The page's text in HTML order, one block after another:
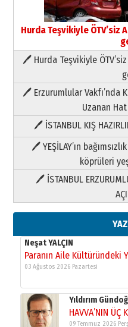
Hurda Teşvikiyle
🖊 Hurda Teşvikiyle
🖊 Erzurumlular Vakfı’nda
Uzanan
🖊 İSTANBUL KIŞ
🖊 YEŞİLAY’ın
köprüleri
🖊 İSTANBUL
Paranın Aile Kültüründeki
03 Ağustos 2026 Pazartesi
Yıldırım
HAVVA’NIN ÜÇ
09 Temmuz 2026
Yusuf POLAT
Şampiyonluk
yazar
11 Mayıs 2026
Neşat YALÇIN
Paranın Aile Kültüründeki
03 Ağustos 2026 Pazartesi
Yıldırım
HAVVA’NIN ÜÇ
09 Temmuz 2026